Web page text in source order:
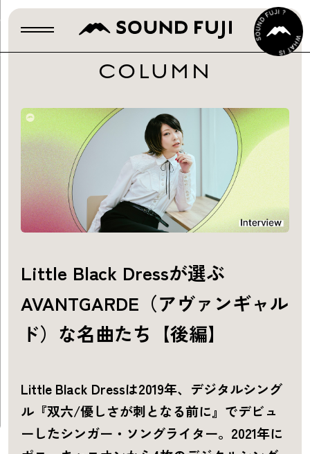
COLUMN
Little Black Dressが選ぶ
AVANTGARDE（アヴァンギャル
ド）な名曲たち【後編】
Little Black Dressは2019年、デジタルシング
ル『双六/優しさが刺となる前に』でデビュ
ーしたシンガー・ソングライター。2021年に